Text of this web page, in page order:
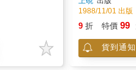
1988/11/01 出版
9 折 特價 99
貨到通知